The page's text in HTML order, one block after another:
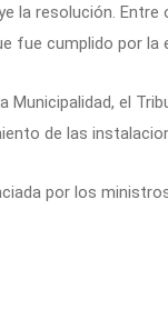
la resolución.
fue cumplido por la
Municipalidad, el
de las
por los